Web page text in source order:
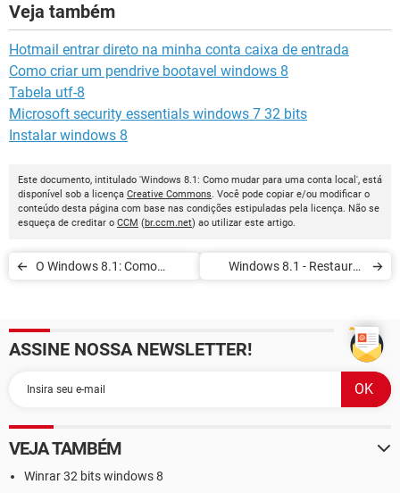
Veja também
Hotmail entrar direto na minha conta caixa de entrada
Como criar um pendrive bootavel windows 8
Tabela utf-8
Microsoft security essentials windows 7 32 bits
Instalar windows 8
Este documento, intitulado 'Windows 8.1: Como mudar para uma conta local', está
disponível sob a licença Creative Commons. Você pode copiar e/ou modificar o
conteúdo desta página com base nas condições estipuladas pela licença. Não se
esqueça de creditar o CCM (br.ccm.net) ao utilizar este artigo.
O Windows 8.1: Como
Windows 8.1 - Restaurar
ASSINE NOSSA NEWSLETTER!
VEJA TAMBÉM
Winrar 32 bits windows 8